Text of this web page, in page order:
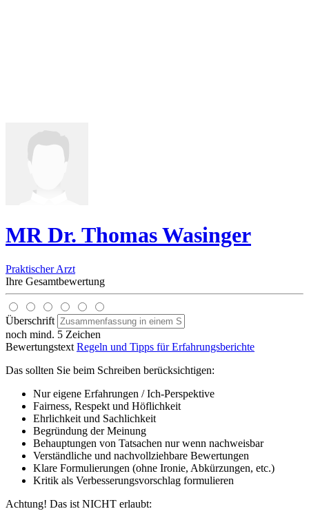
MR Dr. Thomas Wasinger
Praktischer Arzt
Ihre Gesamtbewertung
Überschrift
noch mind. 5 Zeichen
Bewertungstext Regeln und Tipps für Erfahrungsberichte
Das sollten Sie beim Schreiben berücksichtigen:
Nur eigene Erfahrungen / Ich-Perspektive
Fairness, Respekt und Höflichkeit
Ehrlichkeit und Sachlichkeit
Begründung der Meinung
Behauptungen von Tatsachen nur wenn nachweisbar
Verständliche und nachvollziehbare Bewertungen
Klare Formulierungen (ohne Ironie, Abkürzungen, etc.)
Kritik als Verbesserungsvorschlag formulieren
Achtung! Das ist NICHT erlaubt: